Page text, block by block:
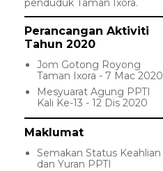
penduduk Taman Ixora.
Perancangan Aktiviti
Tahun 2020
Jom Gotong Royong
Taman Ixora - 7 Mac 2020
Mesyuarat Agung PPTI
Kali Ke-13 - 12 Dis 2020
Maklumat
Semakan Status Keahlian
dan Yuran PPTI